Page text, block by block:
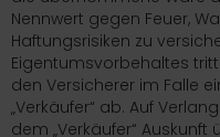
Nennwert gegen Feuer,
Haftungsrisiken zu
Eigentumsvorbehaltes
den Versicherer im Falle
„Verkäufer“ ab. Auf
dem „Verkäufer“